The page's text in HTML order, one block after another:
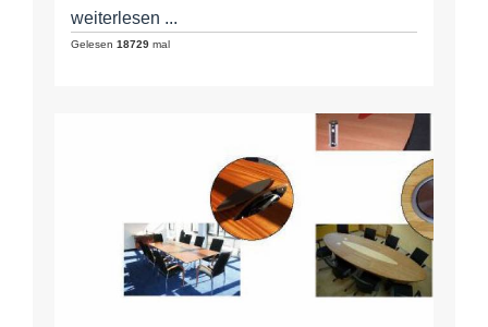
unterschichtbedruckt Anschlüsse Anwender
(Frontseite): ohne Elektronik und…
weiterlesen ...
Gelesen 18729 mal